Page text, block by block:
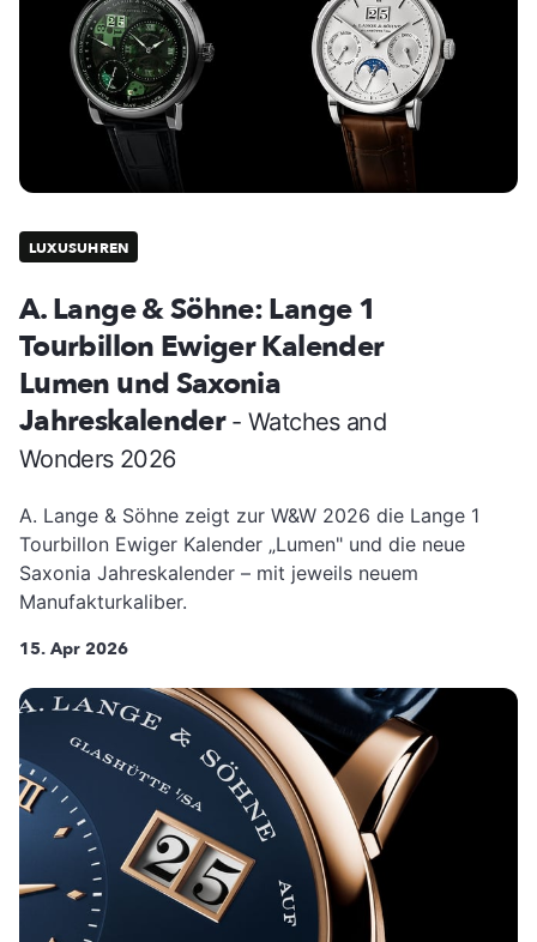
LUXUSUHREN
A. Lange & Söhne: Lange 1
Tourbillon Ewiger Kalender
Lumen und Saxonia
Jahreskalender - Watches and
Wonders 2026
A. Lange & Söhne zeigt zur W&W 2026 die Lange 1
Tourbillon Ewiger Kalender „Lumen" und die neue
Saxonia Jahreskalender – mit jeweils neuem
Manufakturkaliber.
15. Apr 2026